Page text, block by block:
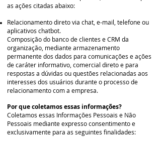
as ações citadas abaixo:
Relacionamento direto via chat, e-mail, telefone ou
aplicativos chatbot.
Composição do banco de clientes e CRM da
organização, mediante armazenamento
permanente dos dados para comunicações e ações
de caráter informativo, comercial direto e para
respostas a dúvidas ou questões relacionadas aos
interesses dos usuários durante o processo de
relacionamento com a empresa.
Por que coletamos essas informações?
Coletamos essas Informações Pessoais e Não
Pessoais mediante expresso consentimento e
exclusivamente para as seguintes finalidades: